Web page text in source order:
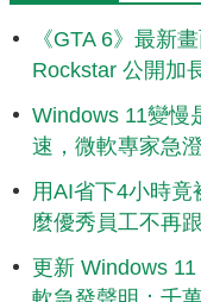
《GTA 6》最新
Rockstar 公開加
Windows 11變慢
速，微軟專家急
用AI省下4小時
麼優秀員工不再
更新 Windows